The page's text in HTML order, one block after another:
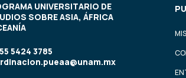
UNIVERSITARIO DE
SOBRE ASIA, ÁFRICA
5424 3785